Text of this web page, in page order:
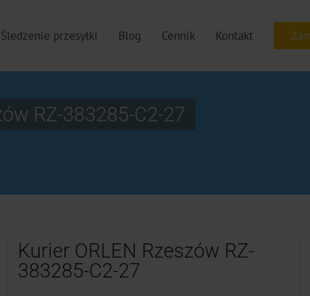
Śledzenie przesyłki Blog Cennik Kontakt
RZ-383285-C2-27
Kurier ORLEN Rzeszów RZ-
383285-C2-27